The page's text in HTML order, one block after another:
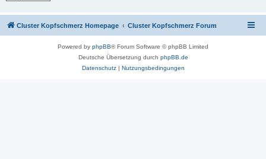
Cluster Kopfschmerz Homepage Cluster Kopfschmerz Forum
Powered by phpBB® Forum Software © phpBB Limited
Deutsche Übersetzung durch phpBB.de
Datenschutz| Nutzungsbedingungen